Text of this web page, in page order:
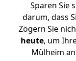
Sparen Sie
darum, dass
Zögern Sie
heute, um
Mülheim